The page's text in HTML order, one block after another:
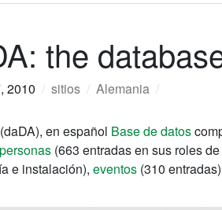
the
2010 / sitios / Alemania /
(daDA), en español Base de datos
personas (663 entradas en sus roles
e instalación), eventos (310